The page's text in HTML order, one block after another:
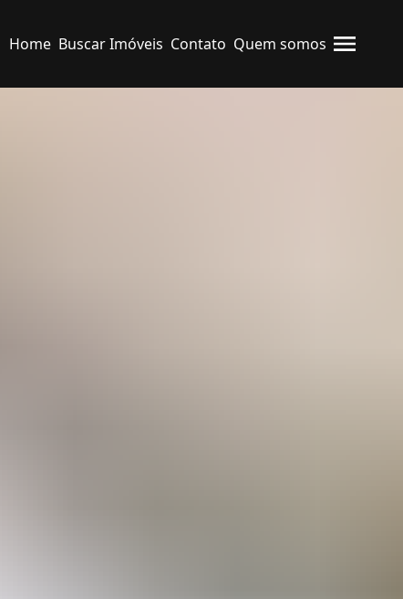
Home Buscar Imóveis Contato Quem somos